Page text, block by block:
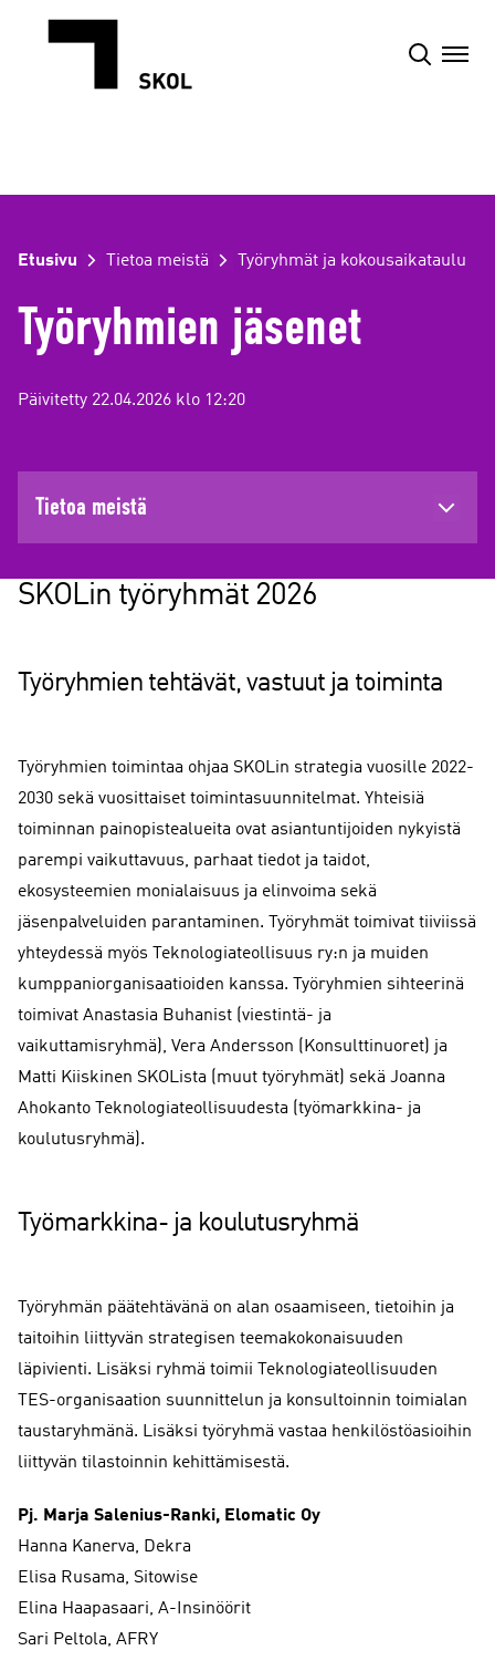
sisältöön
Etusivu Tietoa meistä Työryhmät ja kokousaikataulu
Työryhmien jäsenet
Päivitetty 22.04.2026 klo 12:20
Tietoa meistä
SKOLin työryhmät 2026
Työryhmien tehtävät, vastuut ja toiminta
Työryhmien toimintaa ohjaa SKOLin strategia vuosille 2022-
2030 sekä vuosittaiset toimintasuunnitelmat. Yhteisiä
toiminnan painopistealueita ovat asiantuntijoiden nykyistä
parempi vaikuttavuus, parhaat tiedot ja taidot,
ekosysteemien monialaisuus ja elinvoima sekä
jäsenpalveluiden parantaminen. Työryhmät toimivat tiiviissä
yhteydessä myös Teknologiateollisuus ry:n ja muiden
kumppaniorganisaatioiden kanssa. Työryhmien sihteerinä
toimivat Anastasia Buhanist (viestintä- ja
vaikuttamisryhmä), Vera Andersson (Konsulttinuoret) ja
Matti Kiiskinen SKOLista (muut työryhmät) sekä Joanna
Ahokanto Teknologiateollisuudesta (työmarkkina- ja
koulutusryhmä).
Työmarkkina- ja koulutusryhmä
Työryhmän päätehtävänä on alan osaamiseen, tietoihin ja
taitoihin liittyvän strategisen teemakokonaisuuden
läpivienti. Lisäksi ryhmä toimii Teknologiateollisuuden
TES-organisaation suunnittelun ja konsultoinnin toimialan
taustaryhmänä. Lisäksi työryhmä vastaa henkilöstöasioihin
liittyvän tilastoinnin kehittämisestä.
Pj. Marja Salenius-Ranki, Elomatic Oy
Hanna Kanerva, Dekra
Elisa Rusama, Sitowise
Elina Haapasaari, A-Insinöörit
Sari Peltola, AFRY